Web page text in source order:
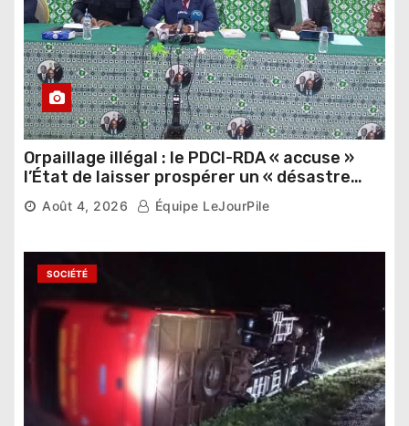
Orpaillage illégal : le PDCI-RDA « accuse »
l’État de laisser prospérer un « désastre
national »
Août 4, 2026 Équipe LeJourPile
SOCIÉTÉ